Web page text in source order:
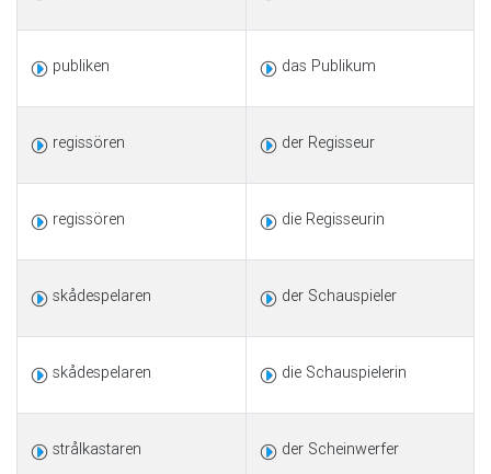
publiken das Publikum
regissören der Regisseur
regissören die Regisseurin
skådespelaren der Schauspieler
skådespelaren die Schauspielerin
strålkastaren der Scheinwerfer